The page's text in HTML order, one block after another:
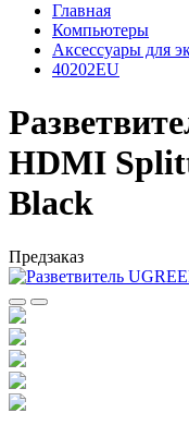
Главная
Компьютеры
Аксессуары для
40202EU
HDMI
Black
Предзаказ